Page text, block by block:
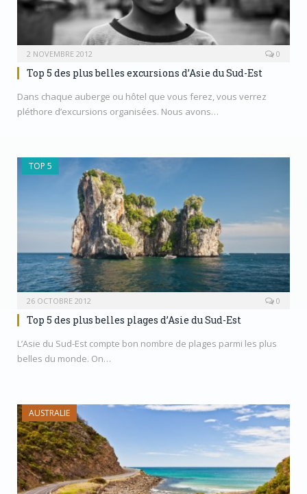
2 NOVEMBRE 2012 0
Top 5 des plus belles excursions d’Asie du Sud-Est
Dans chaque auberge ou hôtel que vous ferez, vous verrez
pléthore d’excursions organisées. Nous avons…
TOP 5
26 OCTOBRE 2012 0
Top 5 des plus belles plages d’Asie du Sud-Est
L’Asie du Sud-Est compte bon nombre de plages parmi les plus
belles du monde. On…
AUSTRALIE